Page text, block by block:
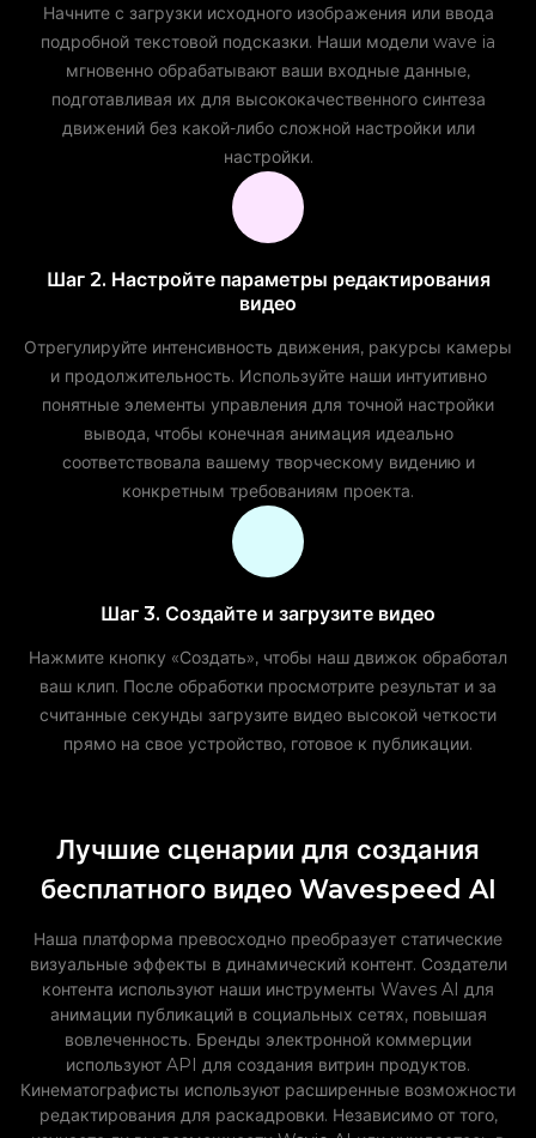
Начните с загрузки исходного изображения или ввода
подробной текстовой подсказки. Наши модели wave ia
мгновенно обрабатывают ваши входные данные,
подготавливая их для высококачественного синтеза
движений без какой-либо сложной настройки или
настройки.
Шаг 2. Настройте параметры редактирования
видео
Отрегулируйте интенсивность движения, ракурсы камеры
и продолжительность. Используйте наши интуитивно
понятные элементы управления для точной настройки
вывода, чтобы конечная анимация идеально
соответствовала вашему творческому видению и
конкретным требованиям проекта.
Шаг 3. Создайте и загрузите видео
Нажмите кнопку «Создать», чтобы наш движок обработал
ваш клип. После обработки просмотрите результат и за
считанные секунды загрузите видео высокой четкости
прямо на свое устройство, готовое к публикации.
Лучшие сценарии для создания
бесплатного видео Wavespeed AI
Наша платформа превосходно преобразует статические
визуальные эффекты в динамический контент. Создатели
контента используют наши инструменты Waves AI для
анимации публикаций в социальных сетях, повышая
вовлеченность. Бренды электронной коммерции
используют API для создания витрин продуктов.
Кинематографисты используют расширенные возможности
редактирования для раскадровки. Независимо от того,